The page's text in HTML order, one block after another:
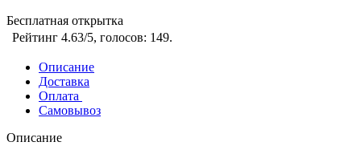
Бесплатная открытка
Рейтинг 4.63/5, голосов: 149.
Описание
Доставка
Оплата
Самовывоз
Описание